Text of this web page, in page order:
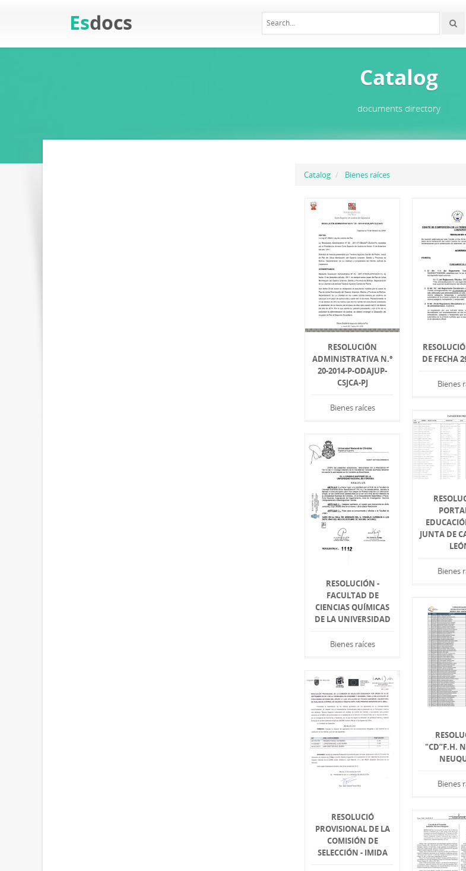
Esdocs
Catalog
documents directory
Catalog Bienes raíces
RESOLUCIÓN
ADMINISTRATIVA N.°
20-2014-P-ODAJUP-
CSJCA-PJ
Bienes raíces
DE FECHA
Bienes
JUNTA DE
Bienes
RESOLUCIÓN -
FACULTAD DE
CIENCIAS QUÍMICAS
DE LA UNIVERSIDAD
Bienes raíces
"CD”F.H.
Bienes
RESOLUCIÓ
PROVISIONAL DE LA
COMISIÓN DE
SELECCIÓN - IMIDA